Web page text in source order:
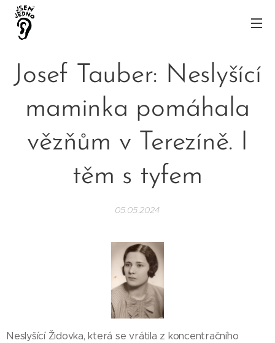
Josef Tauber: Neslyšící
maminka pomáhala
vězňům v Terezíně. I
těm s tyfem
05.05.2024
Neslyšící Židovka, která se vrátila z koncentračního